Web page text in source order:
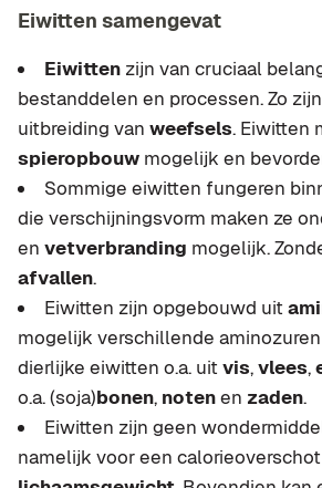
Eiwitten samengevat
Eiwitten zijn van cruciaal
bestanddelen en processen. Zo
uitbreiding van weefsels. Eiwitten
spieropbouw mogelijk en
Sommige eiwitten fungeren
die verschijningsvorm maken ze
en vetverbranding mogelijk.
afvallen.
Eiwitten zijn opgebouwd uit
mogelijk verschillende
dierlijke eiwitten o.a. uit vis,vlees,
o.a. (soja)bonen, notenen zaden.
Eiwitten zijn geen
namelijk voor een